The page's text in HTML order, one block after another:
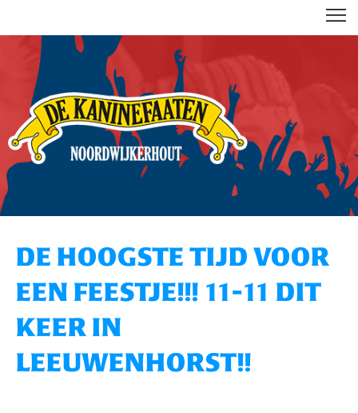
DE HOOGSTE TIJD VOOR
EEN FEESTJE!!! 11-11 DIT
KEER IN
LEEUWENHORST!!